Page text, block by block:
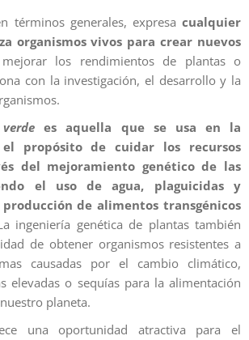
términos generales, expresa cualquier
organismos vivos para crear nuevos
los rendimientos de plantas o
con la investigación, el desarrollo y la
verdees aquella que se usa en la
propósito de cuidar los recursos
del mejoramiento genético de las
el uso de agua, plaguicidas y
de alimentos transgénicos
ingeniería genética de plantas también
de obtener organismos resistentes a
causadas por el cambio climático,
elevadas o sequías para la alimentación
planeta.
una oportunidad atractiva para el